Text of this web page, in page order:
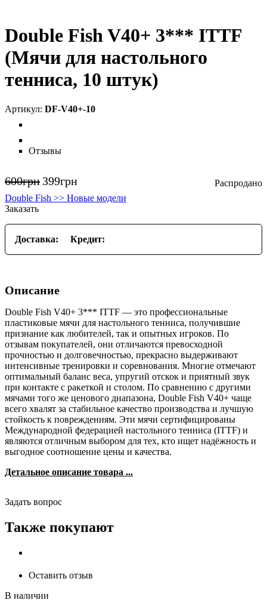
Double Fish V40+ 3*** ITTF
(Мячи для настольного
тенниса, 10 штук)
DF-V40+-10
Отзывы
600грн 399грн
Double Fish >> Новые модели
Заказать
Доставка: Кредит:
Описание
Double Fish V40+ 3*** ITTF — это профессиональные
пластиковые мячи для настольного тенниса, получившие
признание как любителей, так и опытных игроков. По
отзывам покупателей, они отличаются превосходной
прочностью и долговечностью, прекрасно выдерживают
интенсивные тренировки и соревнования. Многие отмечают
оптимальный баланс веса, упругий отскок и приятный звук
при контакте с ракеткой и столом. По сравнению с другими
мячами того же ценового диапазона, Double Fish V40+ чаще
всего хвалят за стабильное качество производства и лучшую
стойкость к повреждениям. Эти мячи сертифицированы
Международной федерацией настольного тенниса (ITTF) и
являются отличным выбором для тех, кто ищет надёжность и
выгодное соотношение цены и качества.
Детальное описание товара ...
Задать вопрос
Также покупают
Оставить отзыв